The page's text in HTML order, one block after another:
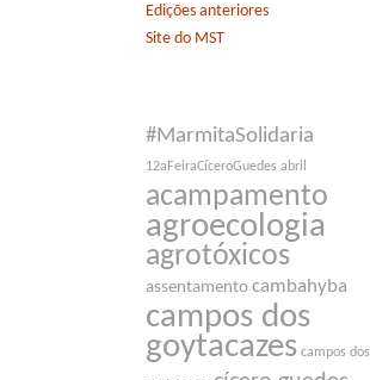
Edições anteriores
Site do MST
#MarmitaSolidaria
12aFeiraCíceroGuedes abril
acampamento
agroecologia
agrotóxicos
assentamento cambahyba
campos dos
goytacazes campos dos